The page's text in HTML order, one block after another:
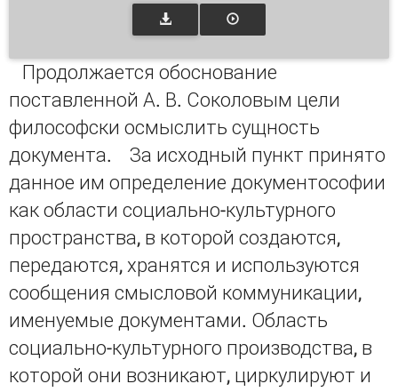
Продолжается обоснование
поставленной А. В. Соколовым цели
философски осмыслить сущность
документа. За исходный пункт принято
данное им определение документософии
как области социально-культурного
пространства, в которой создаются,
передаются, хранятся и используются
сообщения смысловой коммуникации,
именуемые документами. Область
социально-культурного производства, в
которой они возникают, циркулируют и